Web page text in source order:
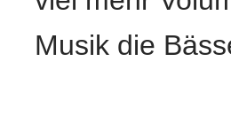
Musik die